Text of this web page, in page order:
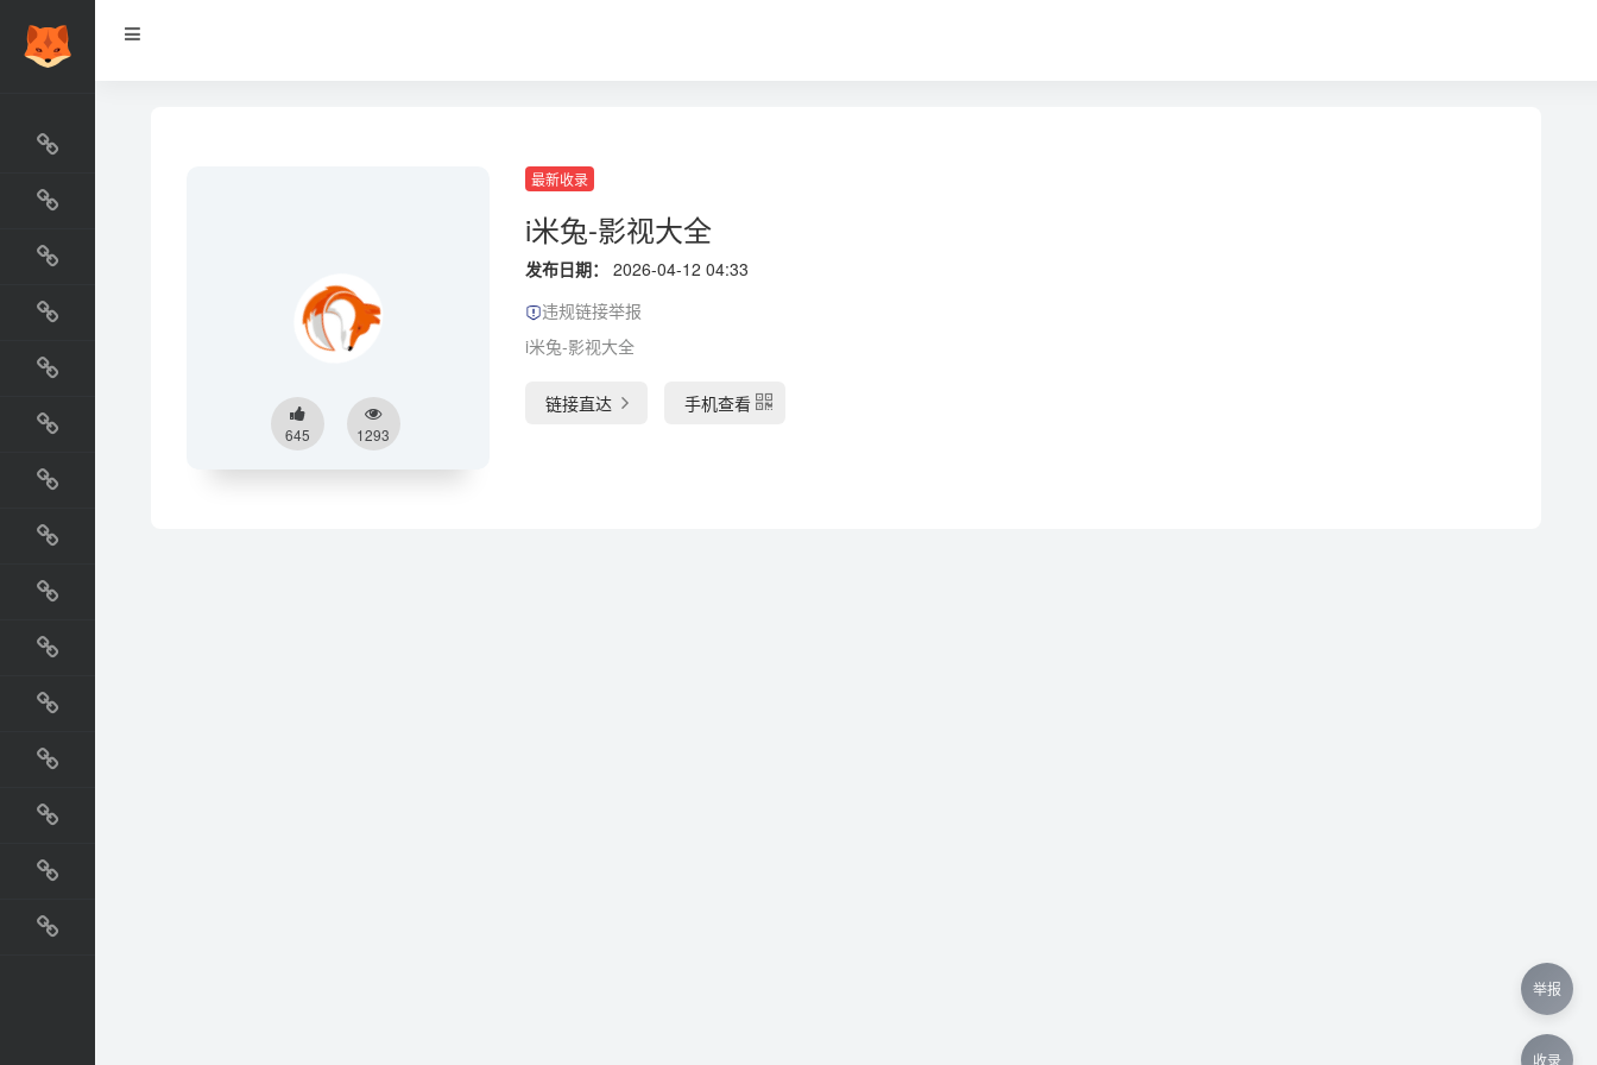
最新收录
网站资源榜
交流排行榜
金融排行榜
阅读排行榜
工具排行榜
设计排行榜
国外网站
生活
直播
动漫
电影
教程
纪录片
645 1293
最新收录
i米兔-影视大全
发布日期：
2026-04-12 04:33
违规链接举报
i米兔-影视大全
链接直达 手机查看
举报
收录